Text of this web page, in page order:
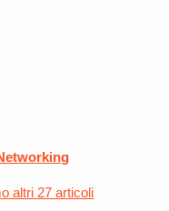
altri 27 articoli